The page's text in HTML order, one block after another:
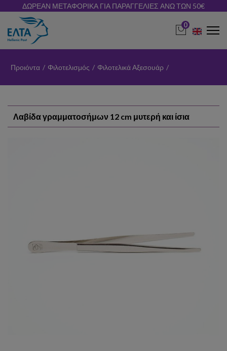
ΔΩΡΕΑΝ ΜΕΤΑΦΟΡΙΚΑ ΓΙΑ ΠΑΡΑΓΓΕΛΙΕΣ ΑΝΩ ΤΩΝ 50€
0
Προιόντα / Φιλοτελισμός / Φιλοτελικά Αξεσουάρ /
Λαβίδα γραμματοσήμων 12 cm μυτερή και ίσια